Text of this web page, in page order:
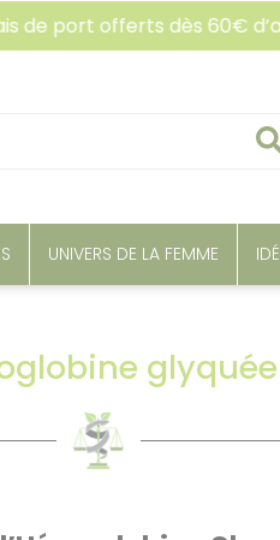
dès 60€ d’achat* 🚚
UNIVERS DE LA FEMME
glyquée